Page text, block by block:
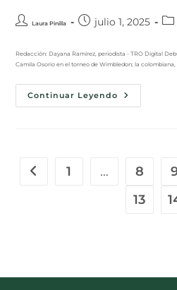
Laura Pinilla julio 1, 2025
Redacción: Dayana Ramírez, periodista - TRO Digital
Camila Osorio en el torneo de Wimbledon; la
Continuar Leyendo
1 … 8
13